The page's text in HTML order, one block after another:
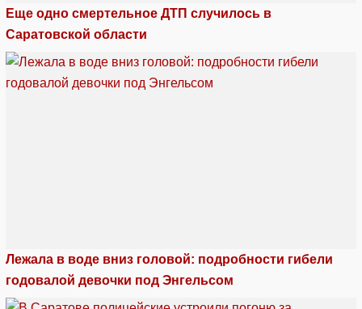
Еще одно смертельное ДТП случилось в
Саратовской области
Лежала в воде вниз головой: подробности гибели
годовалой девочки под Энгельсом